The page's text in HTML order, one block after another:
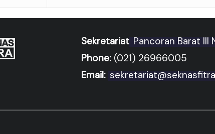
Sekretariat Pancoran Barat III
Phone: (021) 26966005
Email: